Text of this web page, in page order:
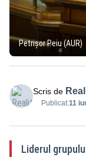
Petrișor Peiu (AUR)
Scris de
Publicat:11
Liderul